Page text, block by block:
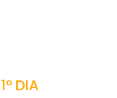
1º DIA